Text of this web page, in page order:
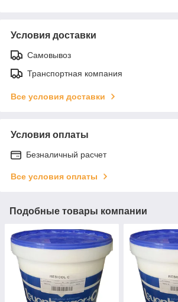
Условия доставки
Самовывоз
Транспортная компания
Все условия доставки
Условия оплаты
Безналичный расчет
Все условия оплаты
Подобные товары компании